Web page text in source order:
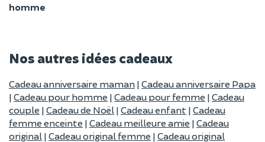
homme
Nos autres idées cadeaux
Cadeau anniversaire maman | Cadeau anniversaire Papa
| Cadeau pour homme | Cadeau pour femme | Cadeau
couple | Cadeau de Noël | Cadeau enfant | Cadeau
femme enceinte | Cadeau meilleure amie | Cadeau
original | Cadeau original femme | Cadeau original